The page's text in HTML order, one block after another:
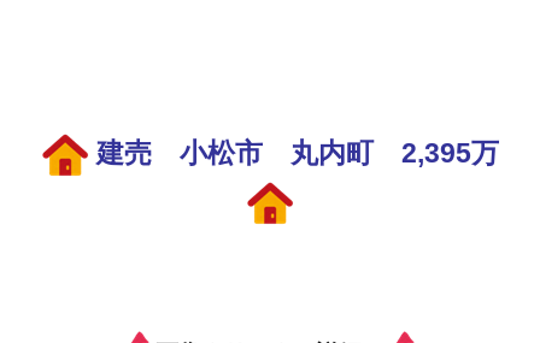
建売 小松市 丸内町 2,395万